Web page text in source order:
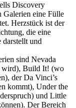
Discovery
Galerien eine Fülle
Herzstück ist der
die eine
darstellt und
sind Nevada
wird), Build It! (wo
der Da Vinci’s
kommt), Under the
und Little
Der Bereich